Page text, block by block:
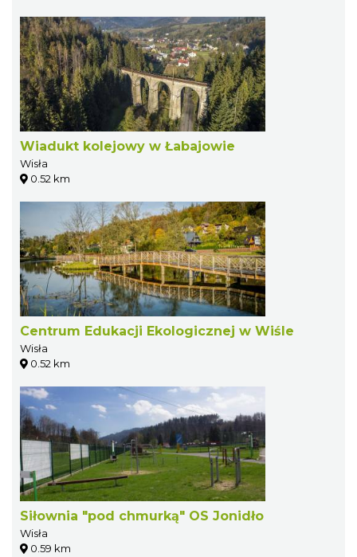
Wiadukt kolejowy w Łabajowie
Wisła
0.52 km
Centrum Edukacji Ekologicznej w Wiśle
Wisła
0.52 km
Siłownia "pod chmurką" OS Jonidło
Wisła
0.59 km